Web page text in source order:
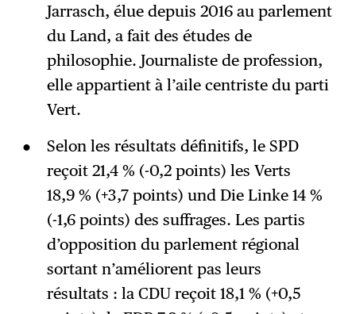
Jarrasch, élue depuis 2016 au parlement
du Land, a fait des études de
philosophie. Journaliste de profession,
elle appartient à l’aile centriste du parti
Vert.
Selon les résultats définitifs, le SPD
reçoit 21,4 % (-0,2 points) les Verts
18,9 % (+3,7 points) und Die Linke 14 %
(-1,6 points) des suffrages. Les partis
d’opposition du parlement régional
sortant n’améliorent pas leurs
résultats : la CDU reçoit 18,1 % (+0,5